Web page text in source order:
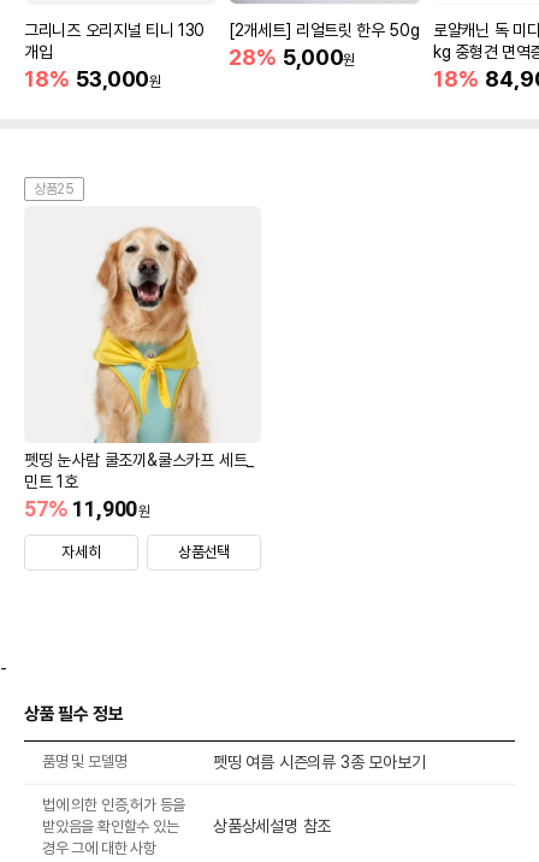
그리니즈 오리지널 티니 130
개입
18% 53,000원
[2개세트] 리얼트릿 한우 50g
28% 5,000원
로얄캐닌 독 미
kg 중형견 면역
18%
상품25
펫띵 눈사람 쿨조끼&쿨스카프 세트_
민트 1호
11,900원
57%
자세히 상품선택
-
상품 필수 정보
품명 및 모델명 펫띵 여름 시즌의류 3종 모아보기
법에 의한 인증,허가 등을
받았음을 확인할수 있는
경우 그에 대한 사항
상품상세설명 참조